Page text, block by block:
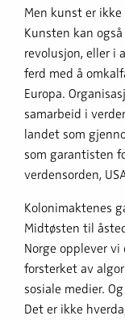
Men kunst er
Kunsten kan
revolusjon, eller i
ferd med å
Europa.
samarbeid i
landet som
som garantisten
verdensorden,
Kolonimaktenes
Midtøsten til
Norge opplever
forsterket av
sosiale medier.
Det er ikke